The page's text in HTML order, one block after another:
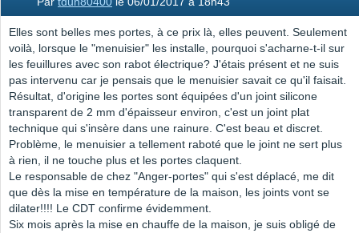
Elles sont belles mes portes, à ce prix là, elles peuvent. Seulement
voilà, lorsque le "menuisier" les installe, pourquoi s'acharne-t-il sur
les feuillures avec son rabot électrique? J'étais présent et ne suis
pas intervenu car je pensais que le menuisier savait ce qu'il faisait.
Résultat, d'origine les portes sont équipées d'un joint silicone
transparent de 2 mm d'épaisseur environ, c'est un joint plat
technique qui s'insère dans une rainure. C'est beau et discret.
Problème, le menuisier a tellement raboté que le joint ne sert plus
à rien, il ne touche plus et les portes claquent.
Le responsable de chez "Anger-portes" qui s'est déplacé, me dit
que dès la mise en température de la maison, les joints vont se
dilater!!!! Le CDT confirme évidemment.
Six mois après la mise en chauffe de la maison, je suis obligé de